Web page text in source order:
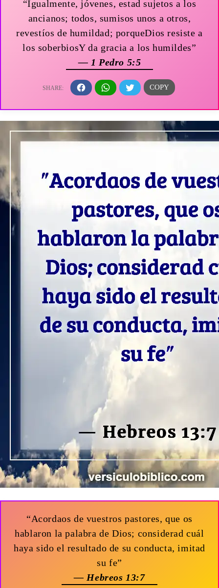
“Igualmente, jóvenes, estad sujetos a los
ancianos; todos, sumisos unos a otros,
revestíos de humildad; porqueDios resiste a
los soberbiosY da gracia a los humildes”
— 1 Pedro 5:5
“Acordaos de vuestros pastores, que os
hablaron la palabra de Dios; considerad cuál
haya sido el resultado de su conducta, imitad
su fe”
— Hebreos 13:7